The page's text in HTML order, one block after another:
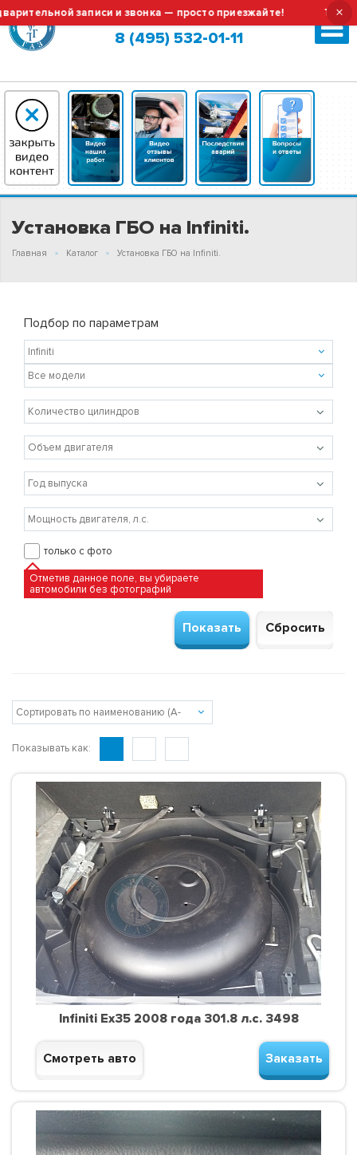
и звонка — просто приезжайте! Тех.обслуживание и
×
Москва (сменить город?)
8 (495) 532-01-11
Установка ГБО на Infiniti.
Главная Каталог Установка ГБО на Infiniti.
Подбор по параметрам
только с фото
Отметив данное поле, вы убираете
автомобили без фотографий
Показывать как:
Infiniti Ex35 2008 года 301.8 л.с. 3498
Смотреть авто Заказать